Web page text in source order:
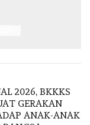
2026, BKKKS
GERAKAN
ANAK-ANAK